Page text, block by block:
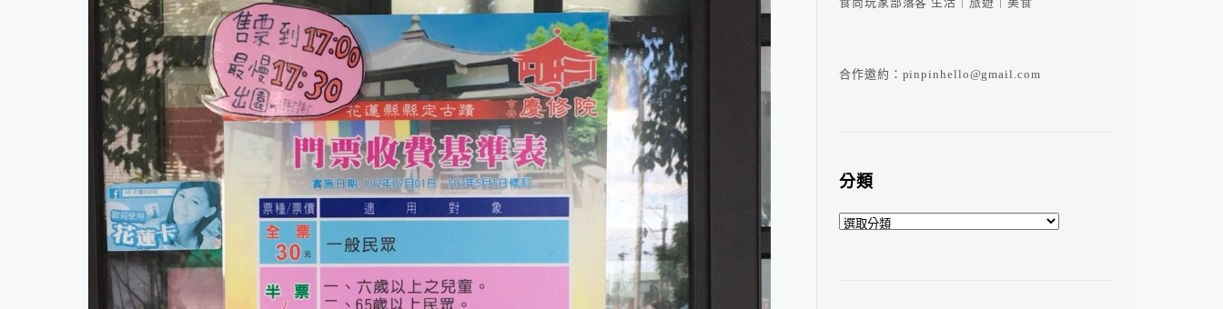
合作邀約：pinpinhello@gmail.com
分類
分